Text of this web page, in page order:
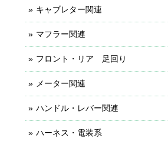
キャブレター関連
マフラー関連
フロント・リア 足回り
メーター関連
ハンドル・レバー関連
ハーネス・電装系